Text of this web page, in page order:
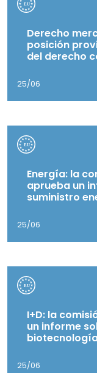
Derecho
posición
del derecho
25/06
Energía: la
aprueba un
suministro
25/06
I+D: la
un informe
25/06